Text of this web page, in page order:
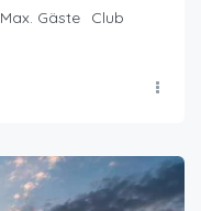
Max. Gäste
Club